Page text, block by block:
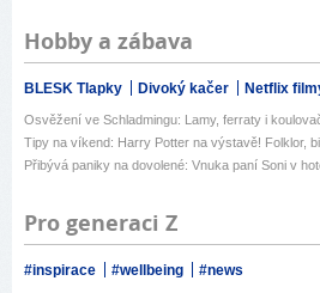
Hobby a zábava
BLESK Tlapky Divoký kačer Netflix
Osvěžení ve Schladmingu: Lamy, ferraty i
Tipy na víkend: Harry Potter na výstavě! Folklor,
Přibývá paniky na dovolené: Vnuka paní Soni v
Pro generaci Z
#inspirace #wellbeing #news